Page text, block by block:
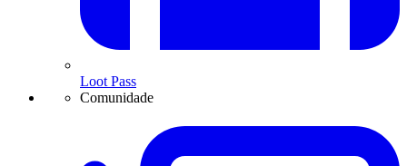
Loot Pass
Comunidade